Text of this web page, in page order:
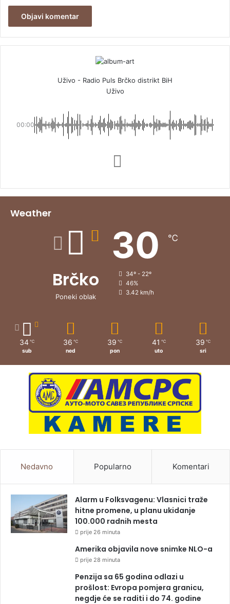
Uživo - Radio Puls Brčko distrikt BiH
Uživo
00:00
Weather
Brčko
Poneki oblak
30 ℃
34º - 22º
46%
3.42 km/h
34 ℃
sub
36 ℃
ned
39 ℃
pon
41 ℃
uto
39 ℃
sri
Nedavno Popularno Komentari
Alarm u Folksvagenu: Vlasnici traže
hitne promene, u planu ukidanje
100.000 radnih mesta
prije 26 minuta
Amerika objavila nove snimke NLO-a
prije 28 minuta
Penzija sa 65 godina odlazi u
prošlost: Evropa pomjera granicu,
negdje će se raditi i do 74. godine